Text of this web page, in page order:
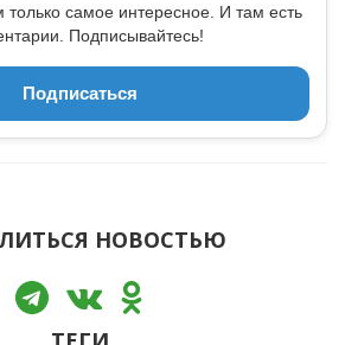
только самое интересное. И там есть
Подписывайтесь!
Подписаться
НОВОСТЬЮ